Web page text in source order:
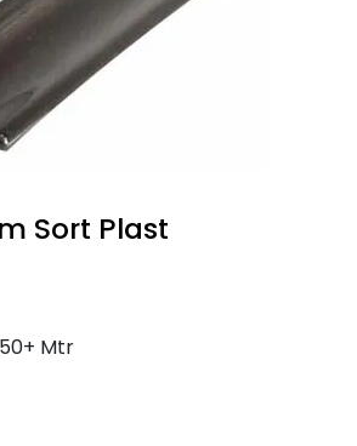
Sort Plast
50+ Mtr